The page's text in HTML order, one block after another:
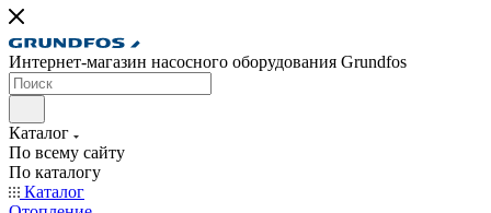
Интернет-магазин насосного оборудования Grundfos
Каталог
По всему сайту
По каталогу
Каталог